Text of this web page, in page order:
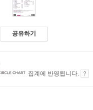
공유하기
집계에 반영됩니다.